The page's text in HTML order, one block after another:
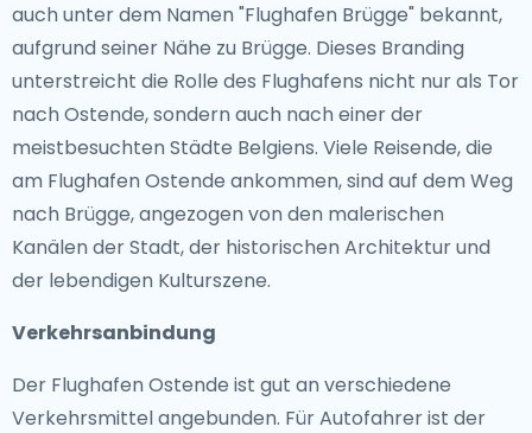
auch unter dem Namen "Flughafen Brügge" bekannt,
aufgrund seiner Nähe zu Brügge. Dieses Branding
unterstreicht die Rolle des Flughafens nicht nur als Tor
nach Ostende, sondern auch nach einer der
meistbesuchten Städte Belgiens. Viele Reisende, die
am Flughafen Ostende ankommen, sind auf dem Weg
nach Brügge, angezogen von den malerischen
Kanälen der Stadt, der historischen Architektur und
der lebendigen Kulturszene.
Verkehrsanbindung
Der Flughafen Ostende ist gut an verschiedene
Verkehrsmittel angebunden. Für Autofahrer ist der